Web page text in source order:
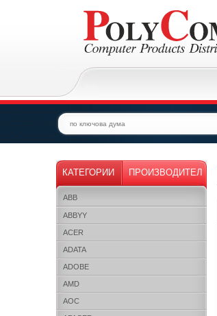
КАТЕГОРИИ ПРОИЗВОДИТЕЛ
ABB
ABBYY
ACER
ADATA
ADOBE
AMD
AOC